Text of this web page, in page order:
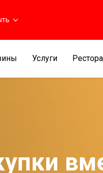
Услуги